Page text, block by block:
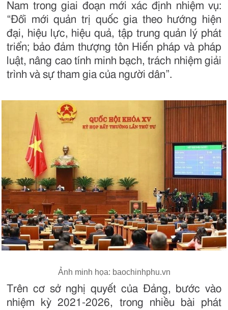
Nam trong giai đoạn mới xác định nhiệm vụ:
“Ðổi mới quản trị quốc gia theo hướng hiện
đại, hiệu lực, hiệu quả, tập trung quản lý phát
triển; bảo đảm thượng tôn Hiến pháp và pháp
luật, nâng cao tính minh bạch, trách nhiệm giải
trình và sự tham gia của người dân”.
Ảnh minh họa: baochinhphu.vn
Trên cơ sở nghị quyết của Đảng, bước vào
nhiệm kỳ 2021-2026, trong nhiều bài phát